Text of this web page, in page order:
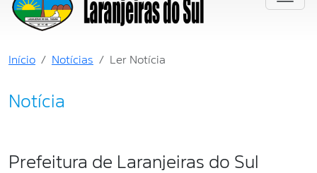
Início Notícias Ler Notícia
Notícia
Prefeitura de Laranjeiras do Sul